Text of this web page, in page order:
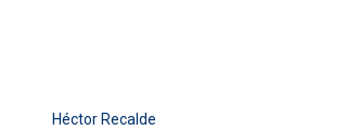
Héctor Recalde